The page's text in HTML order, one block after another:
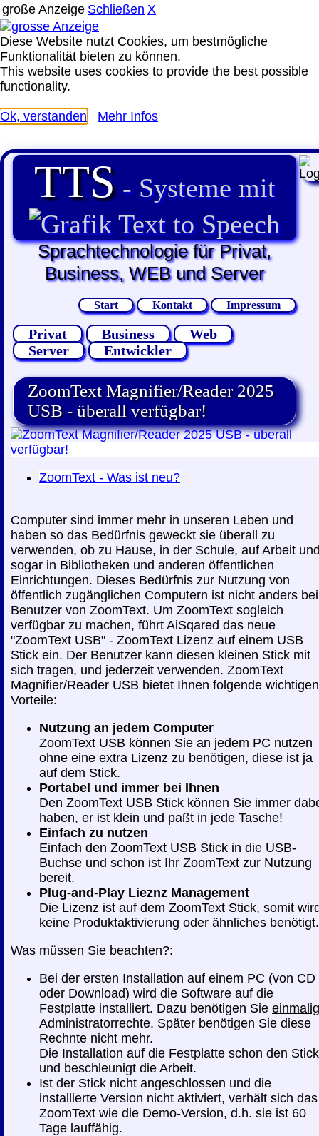
große Anzeige Schließen X
Diese Website nutzt Cookies, um bestmögliche
Funktionalität bieten zu können.
This website uses cookies to provide the best possible
functionality.
Ok, verstanden Mehr Infos
TTS- Systeme mit
Text to Speech
Sprachtechnologie für Privat,
Business, WEB und Server
Start Kontakt Impressum
Privat Business
Web
Server
Entwickler
ZoomText Magnifier/Reader 2025
USB - überall verfügbar!
ZoomText - Was ist neu?
Computer sind immer mehr in unseren Leben und
haben so das Bedürfnis geweckt sie überall zu
verwenden, ob zu Hause, in der Schule, auf Arbeit
sogar in Bibliotheken und anderen öffentlichen
Einrichtungen. Dieses Bedürfnis zur Nutzung von
öffentlich zugänglichen Computern ist nicht anders bei
Benutzer von ZoomText. Um ZoomText sogleich
verfügbar zu machen, führt AiSqared das neue
"ZoomText USB" - ZoomText Lizenz auf einem USB
Stick ein. Der Benutzer kann diesen kleinen Stick mit
sich tragen, und jederzeit verwenden. ZoomText
Magnifier/Reader USB bietet Ihnen folgende wichtigen
Vorteile:
Nutzung an jedem Computer
ZoomText USB können Sie an jedem PC nutzen
ohne eine extra Lizenz zu benötigen, diese ist ja
auf dem Stick.
Portabel und immer bei Ihnen
Den ZoomText USB Stick können Sie immer
haben, er ist klein und paßt in jede Tasche!
Einfach zu nutzen
Einfach den ZoomText USB Stick in die USB-
Buchse und schon ist Ihr ZoomText zur Nutzung
bereit.
Plug-and-Play Lieznz Management
Die Lizenz ist auf dem ZoomText Stick, somit
keine Produktaktivierung oder ähnliches benötigt.
Was müssen Sie beachten?:
Bei der ersten Installation auf einem PC (von CD
oder Download) wird die Software auf die
Festplatte installiert. Dazu benötigen Sie einmalig
Administratorrechte. Später benötigen Sie diese
Rechnte nicht mehr.
Die Installation auf die Festplatte schon den Stick
und beschleunigt die Arbeit.
Ist der Stick nicht angeschlossen und die
installierte Version nicht aktiviert, verhält sich das
ZoomText wie die Demo-Version, d.h. sie ist 60
Tage lauffähig.